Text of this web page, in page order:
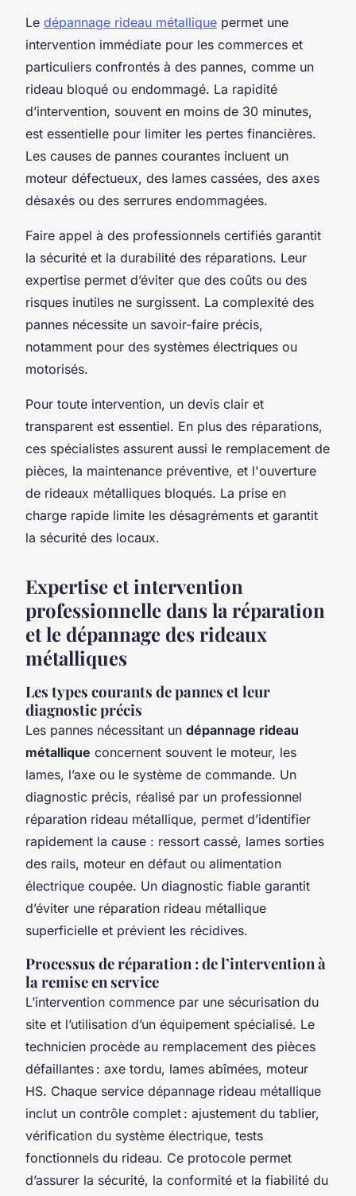
Le dépannage rideau métallique permet une
intervention immédiate pour les commerces et
particuliers confrontés à des pannes, comme un
rideau bloqué ou endommagé. La rapidité
d’intervention, souvent en moins de 30 minutes,
est essentielle pour limiter les pertes financières.
Les causes de pannes courantes incluent un
moteur défectueux, des lames cassées, des axes
désaxés ou des serrures endommagées.
Faire appel à des professionnels certifiés garantit
la sécurité et la durabilité des réparations. Leur
expertise permet d’éviter que des coûts ou des
risques inutiles ne surgissent. La complexité des
pannes nécessite un savoir-faire précis,
notamment pour des systèmes électriques ou
motorisés.
Pour toute intervention, un devis clair et
transparent est essentiel. En plus des réparations,
ces spécialistes assurent aussi le remplacement de
pièces, la maintenance préventive, et l'ouverture
de rideaux métalliques bloqués. La prise en
charge rapide limite les désagréments et garantit
la sécurité des locaux.
Expertise et intervention
professionnelle dans la réparation
et le dépannage des rideaux
métalliques
Les types courants de pannes et leur
diagnostic précis
Les pannes nécessitant un dépannage rideau
métallique concernent souvent le moteur, les
lames, l’axe ou le système de commande. Un
diagnostic précis, réalisé par un professionnel
réparation rideau métallique, permet d’identifier
rapidement la cause : ressort cassé, lames sorties
des rails, moteur en défaut ou alimentation
électrique coupée. Un diagnostic fiable garantit
d’éviter une réparation rideau métallique
superficielle et prévient les récidives.
Processus de réparation : de l’intervention à
la remise en service
L’intervention commence par une sécurisation du
site et l’utilisation d’un équipement spécialisé. Le
technicien procède au remplacement des pièces
défaillantes : axe tordu, lames abîmées, moteur
HS. Chaque service dépannage rideau métallique
inclut un contrôle complet : ajustement du tablier,
vérification du système électrique, tests
fonctionnels du rideau. Ce protocole permet
d’assurer la sécurité, la conformité et la fiabilité du